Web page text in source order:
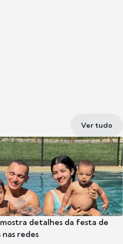
Ver tudo
detalhes da festa de
nas redes